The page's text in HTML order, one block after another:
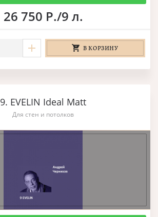
26 750 Р./9 л.
В КОРЗИНУ
9. EVELIN Ideal Matt
Для стен и потолков